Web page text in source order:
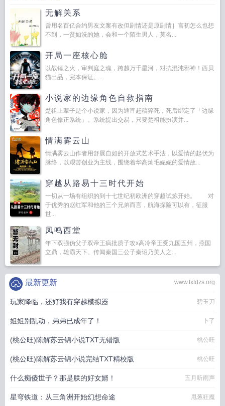
无解关系
曾用名百亿合约男友文案有改但剧情还是原剧情］言初怎么也想
不到，一贫如洗的她，会和一个陌生男人，莫名...
开局一座核心舱
以战锤之火，审判庭之魂，跨越万千星河，对抗混沌邪神！西贝
猫出品，完本保证。...
小说家的边缘角色自救指南
楚祖上辈子是个小说家，因为通宵赶稿猝死，死后绑定了「边缘
角色修正系统」。系统提出交易，只要楚祖能扮演并...
情满雾云山
情满雾云山作者用舒展自如的开放式艺术手法，以爱情的起伏为
脉络，以艰苦创业为主线，围绕着华高灿毛妮妮的爱情故...
穿越从路易十三时代开始
一切从一场有组织的到十七世纪初欧洲的穿越试炼开始。 对
于优秀的赵红军和他的三个兄弟而言，航海探险可以有，征服
世...
凤鸣西堂
年下双强伪父子双帝王疯批质子攻x高冷帝王受九国五州，燕国
立鼎，雄霸天下。传闻秦国三公子秦诏乃美人之...
www.txtdzs.org
最新更新
玩家降临，还好我有穿越模拟器 碧玉刀
姐姐别乱动，弟弟已成年了！ 卜了
(桃公旺)陈解苏云锦小说TXT无错版 桃公旺
(桃公旺)陈解苏云锦小说完结TXT精校版 桃公旺
什么痴傻世子？那是朕的好女婿！ 五月听雨声
星穹铁道：从三角洲开始幻想命途 甩葱狂魔